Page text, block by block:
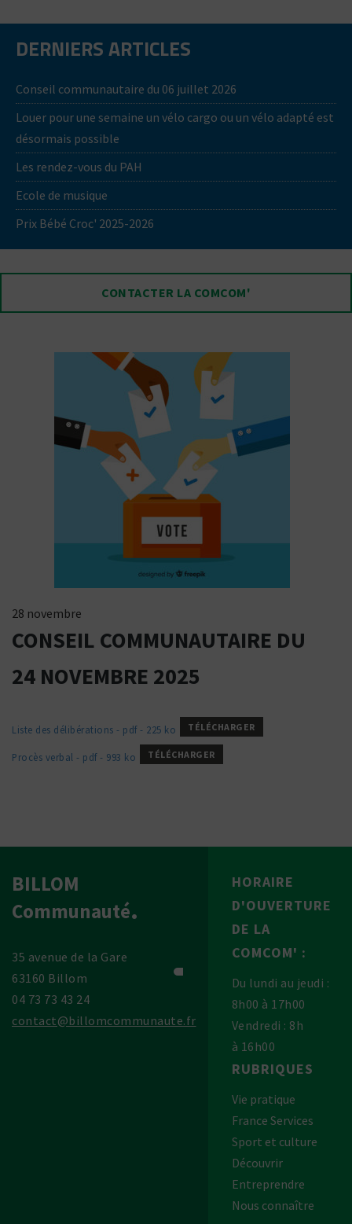
DERNIERS ARTICLES
Conseil communautaire du 06 juillet 2026
Louer pour une semaine un vélo cargo ou un vélo adapté est
désormais possible
Les rendez-vous du PAH
Ecole de musique
Prix Bébé Croc' 2025-2026
CONTACTER LA COMCOM'
28 novembre
CONSEIL COMMUNAUTAIRE DU
24 NOVEMBRE 2025
Liste des déli­bé­ra­tions - pdf - 225 ko TÉLÉCHARGER
Procès verbal - pdf - 993 ko TÉLÉCHARGER
BILLOM
Communauté
35 avenue de la Gare
63160 Billom
04 73 73 43 24
contact@billomcommunaute.fr
HORAIRE
D'OUVERTURE
DE LA
COMCOM' :
Du lundi au jeudi :
8h00 à 17h00
Vendredi : 8h
à 16h00
RUBRIQUES
Vie pratique
France Services
Sport et culture
Découvrir
Entreprendre
Nous connaître